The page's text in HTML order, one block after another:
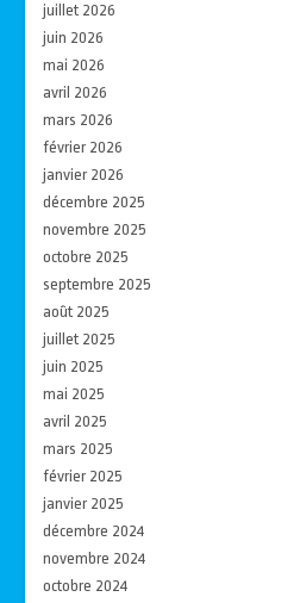
juillet 2026
juin 2026
mai 2026
avril 2026
mars 2026
février 2026
janvier 2026
décembre 2025
novembre 2025
octobre 2025
septembre 2025
août 2025
juillet 2025
juin 2025
mai 2025
avril 2025
mars 2025
février 2025
janvier 2025
décembre 2024
novembre 2024
octobre 2024